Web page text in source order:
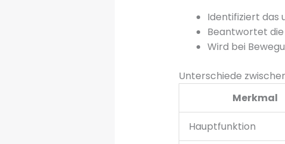
Identifiziert das
Beantwortet die
Wird bei
Unterschiede
Merkmal
Hauptfunktion